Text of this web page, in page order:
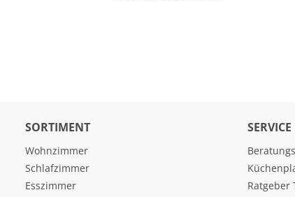
SORTIMENT
Wohnzimmer
Schlafzimmer
Esszimmer
SERVICE
Ratgeber